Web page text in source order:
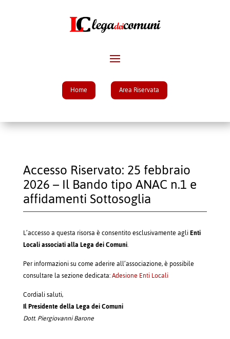
Home Area Riservata
Accesso Riservato: 25 febbraio
2026 – Il Bando tipo ANAC n.1 e
affidamenti Sottosoglia
L’accesso a questa risorsa è consentito esclusivamente agliEnti
Locali associati alla Lega dei Comuni.
Per informazioni su come aderire all’associazione, è possibile
consultare la sezione dedicata:Adesione Enti Locali
Cordiali saluti,
Il Presidente della Lega dei Comuni
Dott. Piergiovanni Barone